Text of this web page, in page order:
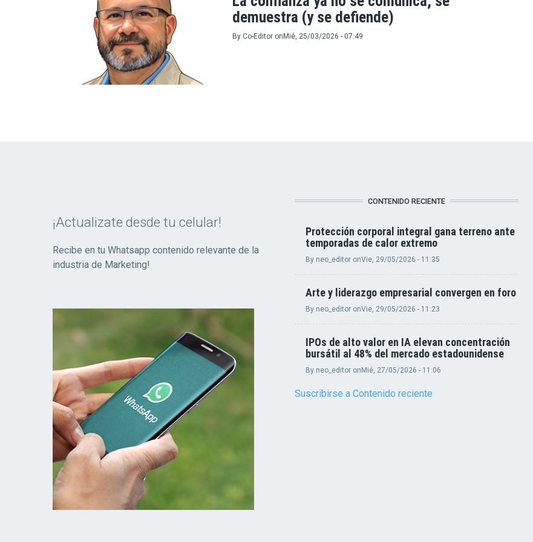
demuestra (y se defiende)
By Co-Editor on Mié, 25/03/2026 - 07:49
¡Actualizate desde tu celular!
Recibe en tu Whatsapp contenido relevante de la
industria de Marketing!
CONTENIDO RECIENTE
Protección corporal integral gana terreno ante
temporadas de calor extremo
By neo_editoronVie, 29/05/2026 - 11:35
Arte y liderazgo empresarial convergen en foro
By neo_editoronVie, 29/05/2026 - 11:23
IPOs de alto valor en IA elevan concentración
bursátil al 48% del mercado estadounidense
By neo_editoronMié, 27/05/2026 - 11:06
Suscribirse a Contenido reciente